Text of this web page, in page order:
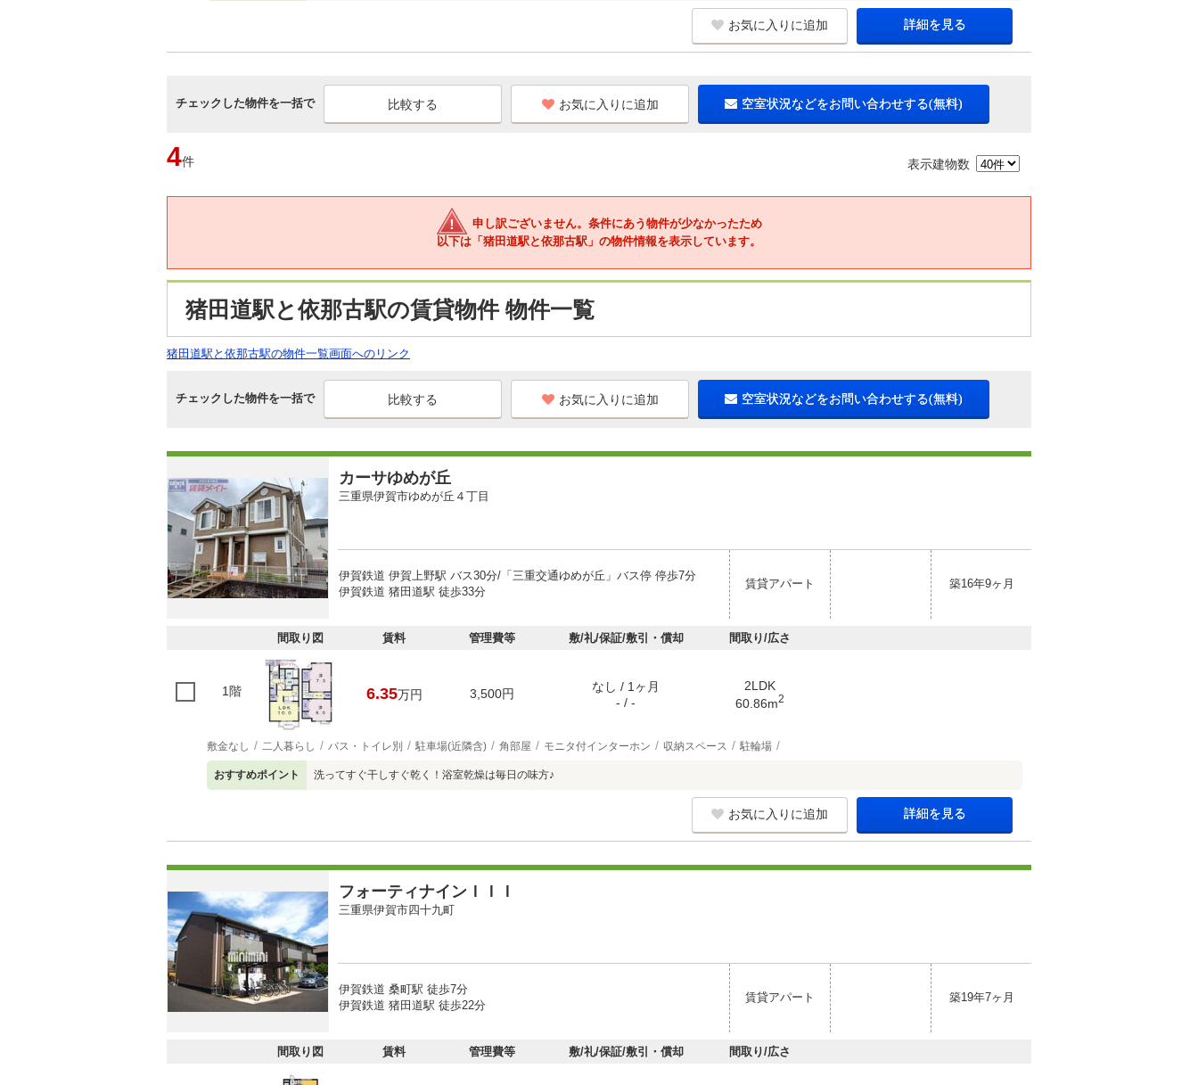
お気に入りに追加 詳細を見る
チェックした物件を一括で お気に入りに追加 空室状況などをお問い合わせする(無料)
4件 表示建物数
申し訳ございません。条件にあう物件が少なかったため
以下は「猪田道駅と依那古駅」の物件情報を表示しています。
猪田道駅と依那古駅の賃貸物件 物件一覧
猪田道駅と依那古駅の物件一覧画面へのリンク
チェックした物件を一括で お気に入りに追加 空室状況などをお問い合わせする(無料)
カーサゆめが丘
三重県伊賀市ゆめが丘４丁目
伊賀鉄道 伊賀上野駅 バス30分/「三重交通ゆめが丘」バス停 停歩7分
伊賀鉄道 猪田道駅 徒歩33分
賃貸アパート 築16年9ヶ月
間取り図 賃料 管理費等 敷/礼/保証/敷引・償却 間取り/広さ
1階 6.35万円 3,500円
なし / 1ヶ月
- / -
2LDK
60.86m2
敷金なし 二人暮らし バス・トイレ別 駐車場(近隣含) 角部屋 モニタ付インターホン 収納スペース 駐輪場
おすすめポイント 洗ってすぐ干しすぐ乾く！浴室乾燥は毎日の味方♪
お気に入りに追加 詳細を見る
フォーティナインＩＩＩ
三重県伊賀市四十九町
伊賀鉄道 桑町駅 徒歩7分
伊賀鉄道 猪田道駅 徒歩22分
賃貸アパート 築19年7ヶ月
間取り図 賃料 管理費等 敷/礼/保証/敷引・償却 間取り/広さ